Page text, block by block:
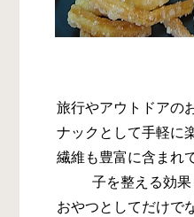
旅行やアウトドアの
ナックとして手軽に
繊維も豊富に含まれ
子を整える効果
おやつとしてだけで